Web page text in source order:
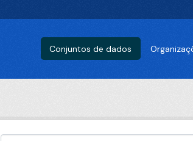
Conjuntos de dados